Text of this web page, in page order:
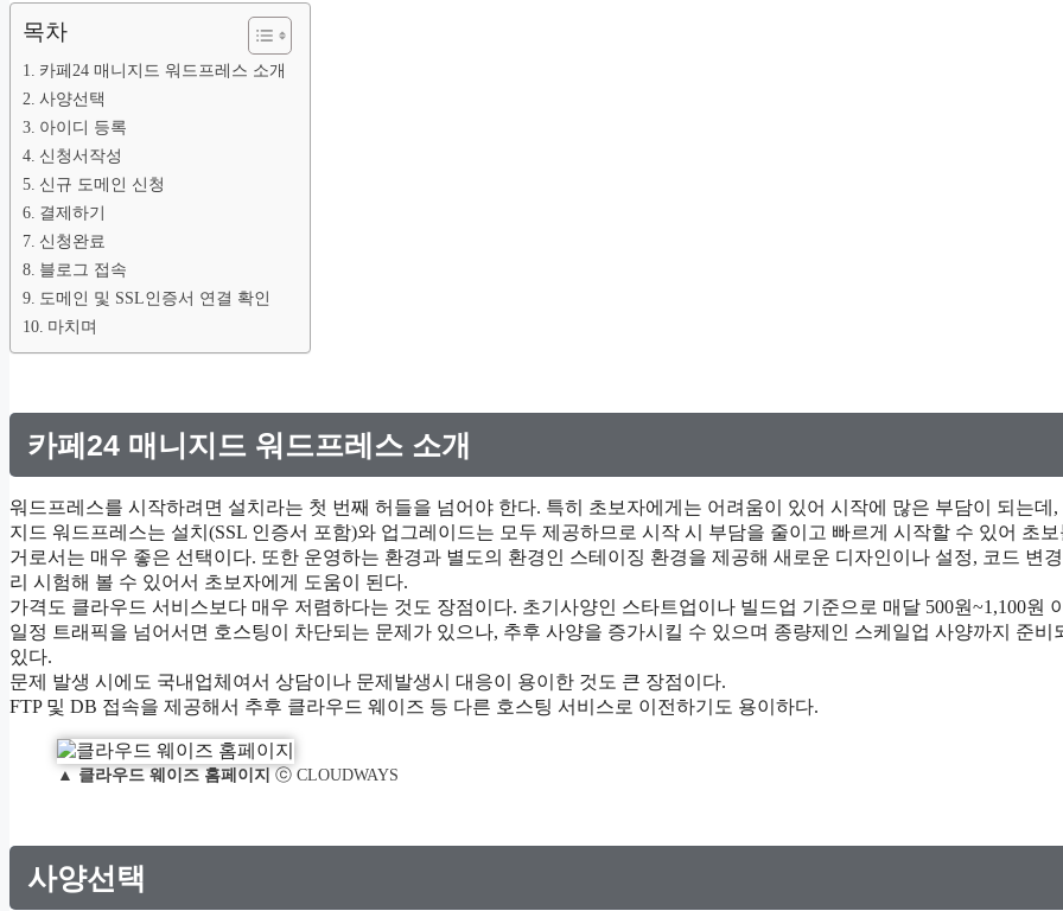
목차
카페24 매니지드 워드프레스 소개
사양선택
아이디 등록
신청서작성
신규 도메인 신청
결제하기
신청완료
블로그 접속
도메인 및 SSL인증서 연결 확인
마치며
카페24 매니지드 워드프레스 소개
워드프레스를 시작하려면 설치라는 첫 번째 허들을 넘어야 한다. 특히 초보자에게는 어려움이 있어 시작에 많은 부담이 되는데,
지드 워드프레스는 설치(SSL 인증서 포함)와 업그레이드는 모두 제공하므로 시작 시 부담을 줄이고 빠르게 시작할 수 있어 초
거로서는 매우 좋은 선택이다. 또한 운영하는 환경과 별도의 환경인 스테이징 환경을 제공해 새로운 디자인이나 설정, 코드 변
리 시험해 볼 수 있어서 초보자에게 도움이 된다.
가격도 클라우드 서비스보다 매우 저렴하다는 것도 장점이다. 초기사양인 스타트업이나 빌드업 기준으로 매달 500원~1,100원
일정 트래픽을 넘어서면 호스팅이 차단되는 문제가 있으나, 추후 사양을 증가시킬 수 있으며 종량제인 스케일업 사양까지 준비
있다.
문제 발생 시에도 국내업체여서 상담이나 문제발생시 대응이 용이한 것도 큰 장점이다.
FTP 및 DB 접속을 제공해서 추후 클라우드 웨이즈 등 다른 호스팅 서비스로 이전하기도 용이하다.
▲ 클라우드 웨이즈 홈페이지 ⓒ CLOUDWAYS
사양선택